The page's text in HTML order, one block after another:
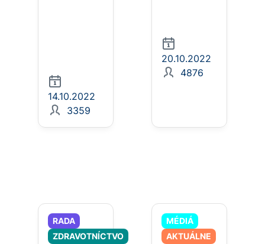
14.10.2022
3359
20.10.2022
4876
RADA
ZDRAVOTNÍCTVO
MÉDIÁ
AKTUÁLNE